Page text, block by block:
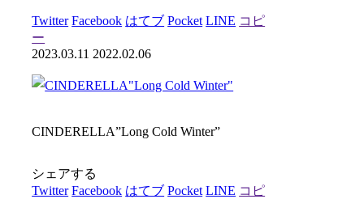
Twitter Facebook はてブ Pocket LINE コピ
ー
2023.03.11 2022.02.06
CINDERELLA”Long Cold Winter”
シェアする
Twitter Facebook はてブ Pocket LINE コピ